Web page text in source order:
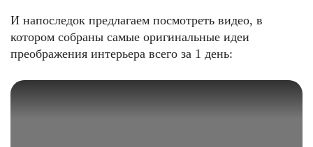
И напоследок предлагаем посмотреть видео, в
котором собраны самые оригинальные идеи
преображения интерьера всего за 1 день: